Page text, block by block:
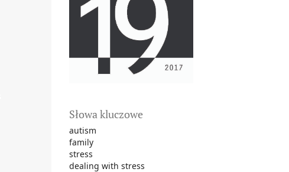
Słowa kluczowe
autism
family
stress
dealing with stress